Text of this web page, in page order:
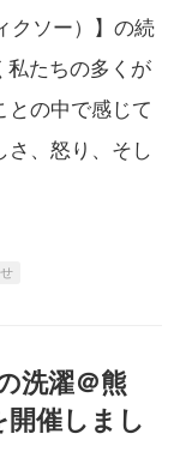
クソー）】の続
私たちの多くが
との中で感じて
さ、怒り、そし
洗濯＠熊
開催しまし